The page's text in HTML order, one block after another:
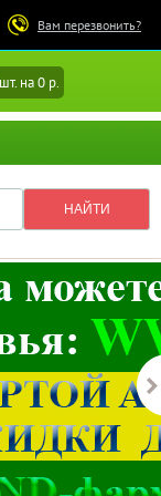
Вам перезвонить?
на 0 р.